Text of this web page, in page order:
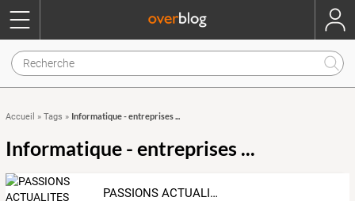
Accueil » Tags » Informatique - entreprises ...
Informatique - entreprises ...
PASSIONS ACTUALITES